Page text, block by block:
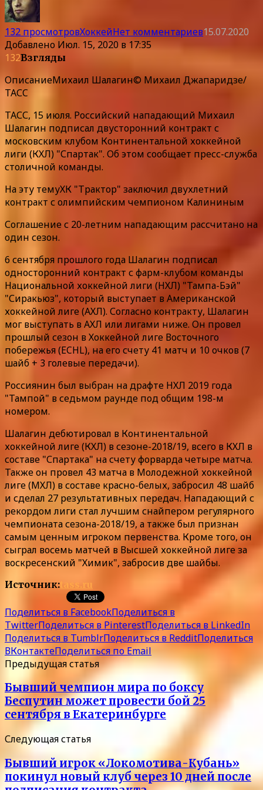
132 просмотровХоккейНет комментариев15.07.2020
Добавлено Июл. 15, 2020 в 17:35
132Взгляды
ОписаниеМихаил Шалагин© Михаил Джапаридзе/
ТАСC
ТАСС, 15 июля. Российский нападающий Михаил
Шалагин подписал двусторонний контракт с
московским клубом Континентальной хоккейной
лиги (КХЛ) "Спартак". Об этом сообщает пресс-служба
столичной команды.
На эту темуХК "Трактор" заключил двухлетний
контракт с олимпийским чемпионом Калининым
Соглашение с 20-летним нападающим рассчитано на
один сезон.
6 сентября прошлого года Шалагин подписал
односторонний контракт с фарм-клубом команды
Национальной хоккейной лиги (НХЛ) "Тампа-Бэй"
"Сиракьюз", который выступает в Американской
хоккейной лиге (АХЛ). Согласно контракту, Шалагин
мог выступать в АХЛ или лигами ниже. Он провел
прошлый сезон в Хоккейной лиге Восточного
побережья (ECHL), на его счету 41 матч и 10 очков (7
шайб + 3 голевые передачи).
Россиянин был выбран на драфте НХЛ 2019 года
"Тампой" в седьмом раунде под общим 198-м
номером.
Шалагин дебютировал в Континентальной
хоккейной лиге (КХЛ) в сезоне-2018/19, всего в КХЛ в
составе "Спартака" на счету форварда четыре матча.
Также он провел 43 матча в Молодежной хоккейной
лиге (МХЛ) в составе красно-белых, забросил 48 шайб
и сделал 27 результативных передач. Нападающий с
рекордом лиги стал лучшим снайпером регулярного
чемпионата сезона-2018/19, а также был признан
самым ценным игроком первенства. Кроме того, он
сыграл восемь матчей в Высшей хоккейной лиге за
воскресенский "Химик", забросив две шайбы.
Источник:tass.ru
Поделиться в FacebookПоделиться в
TwitterПоделиться в PinterestПоделиться в LinkedIn
Поделиться в TumblrПоделиться в RedditПоделиться
ВКонтактеПоделиться по Email
Предыдущая статья
Бывший чемпион мира по боксу
Беспутин может провести бой 25
сентября в Екатеринбурге
Следующая статья
Бывший игрок «Локомотива-Кубань»
покинул новый клуб через 10 дней после